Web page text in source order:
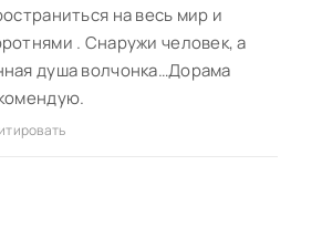
на весь мир и
. Снаружи человек, а
душа волчонка…Дорама